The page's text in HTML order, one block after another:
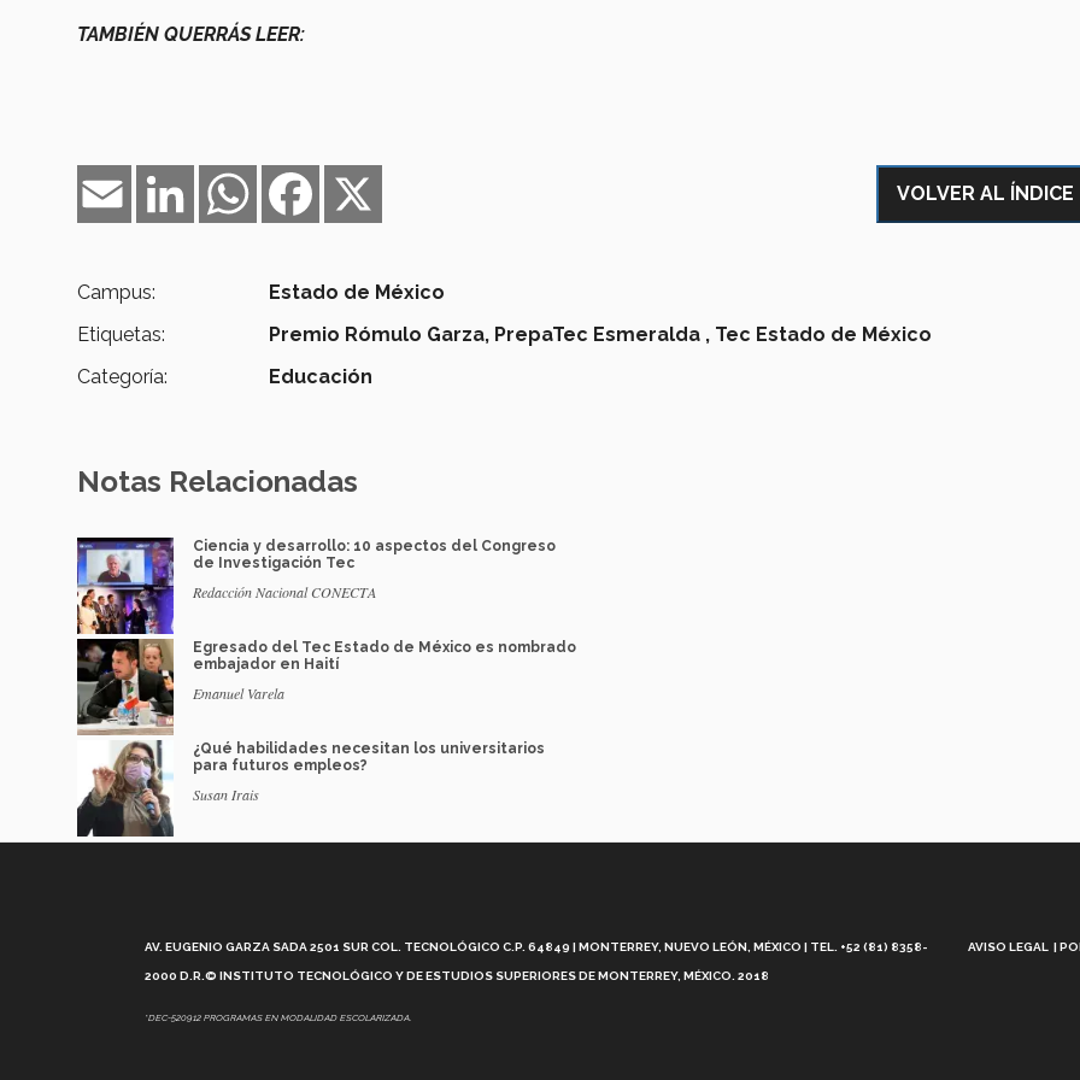
TAMBIÉN QUERRÁS LEER:
Facebook
WhatsApp
LinkedIn
Email
VOLVER AL ÍNDICE
Campus:
Estado de México
Etiquetas:
Premio Rómulo Garza, PrepaTec Esmeralda , Tec Estado de México
Categoría:
Educación
Notas Relacionadas
Ciencia y desarrollo: 10 aspectos del Congreso
de Investigación Tec
Redacción Nacional CONECTA
Egresado del Tec Estado de México es nombrado
embajador en Haití
Emanuel Varela
¿Qué habilidades necesitan los universitarios
para futuros empleos?
Susan Irais
AV. EUGENIO GARZA SADA 2501 SUR COL. TECNOLÓGICO C.P. 64849 | MONTERREY, NUEVO LEÓN, MÉXICO | TEL. +52 (81) 8358-
2000 D.R.© INSTITUTO TECNOLÓGICO Y DE ESTUDIOS SUPERIORES DE MONTERREY, MÉXICO. 2018
*DEC-520912 PROGRAMAS EN MODALIDAD ESCOLARIZADA.
AVISO LEGAL